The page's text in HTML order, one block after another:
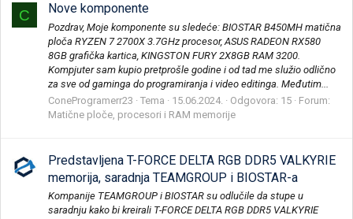
C Nove komponente
Pozdrav, Moje komponente su sledeće: BIOSTAR B450MH matična
ploča RYZEN 7 2700X 3.7GHz procesor, ASUS RADEON RX580
8GB grafička kartica, KINGSTON FURY 2X8GB RAM 3200.
Kompjuter sam kupio pretprošle godine i od tad me služio odlično
za sve od gaminga do programiranja i video editinga. Međutim...
ConeProgramerr23
Tema 15.06.2024. Odgovora: 15
Forum:
Matične ploče, procesori i RAM memorije
Predstavljena T-FORCE DELTA RGB DDR5 VALKYRIE
memorija, saradnja TEAMGROUP i BIOSTAR-a
Kompanije TEAMGROUP i BIOSTAR su odlučile da stupe u
saradnju kako bi kreirali T-FORCE DELTA RGB DDR5 VALKYRIE